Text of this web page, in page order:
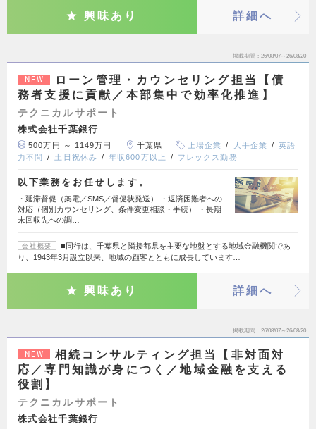
興味あり 詳細へ
掲載期間 26/08/07～26/08/20
NEW
ローン管理・カウンセリング担当【債
務者支援に貢献／本部集中で効率化推進】
テクニカルサポート
株式会社千葉銀行
500万円 ～ 1149万円 千葉県 上場企業 大手企業
英語
力不問
土日祝休み 年収600万以上 フレックス勤務
以下業務をお任せします。
・延滞督促（架電／SMS／督促状発送） ・返済困難者への
対応（個別カウンセリング、条件変更相談・手続） ・長期
未回収先への調…
会社概要
■同行は、千葉県と隣接都県を主要な地盤とする地域金融機関であ
り、1943年3月設立以来、地域の顧客とともに成長しています…
興味あり 詳細へ
掲載期間 26/08/07～26/08/20
NEW
相続コンサルティング担当【非対面対
応／専門知識が身につく／地域金融を支える
役割】
テクニカルサポート
株式会社千葉銀行